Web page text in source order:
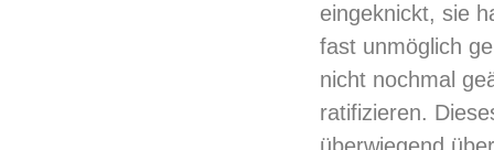
eingeknickt, sie
fast unmöglich
nicht nochmal
ratifizieren.